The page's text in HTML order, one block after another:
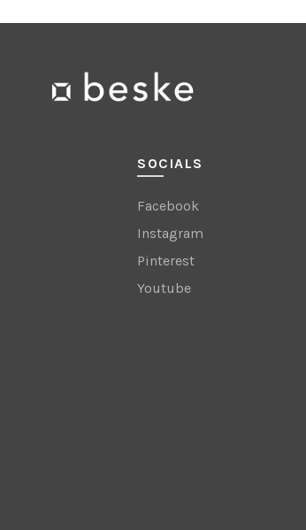
SOCIALS
Facebook
Instagram
Pinterest
Youtube